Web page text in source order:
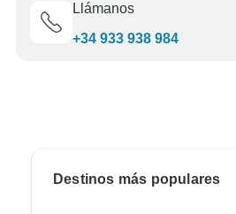
Llámanos
+34 933 938 984
Destinos más populares